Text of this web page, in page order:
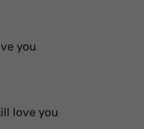
you
love you